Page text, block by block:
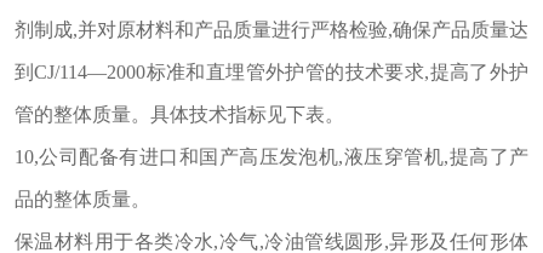
剂制成,并对原材料和产品质量进行严格检验,确保产品质量达
到CJ/114—2000标准和直埋管外护管的技术要求,提高了外护
管的整体质量。具体技术指标见下表。
10,公司配备有进口和国产高压发泡机,液压穿管机,提高了产
品的整体质量。
保温材料用于各类冷水,冷气,冷油管线圆形,异形及任何形体